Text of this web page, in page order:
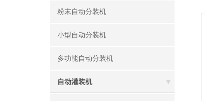
粉末自动分装机
小型自动分装机
多功能自动分装机
自动灌装机